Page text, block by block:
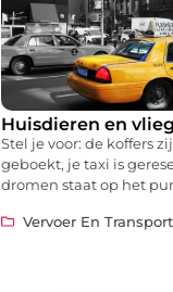
Huisdieren en
Stel je voor: de koffers
geboekt, je taxi is
dromen staat op het
Vervoer En Transport